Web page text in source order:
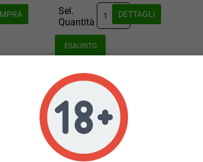
Sel.
Quantità
ESAURITO
DETTAGLI